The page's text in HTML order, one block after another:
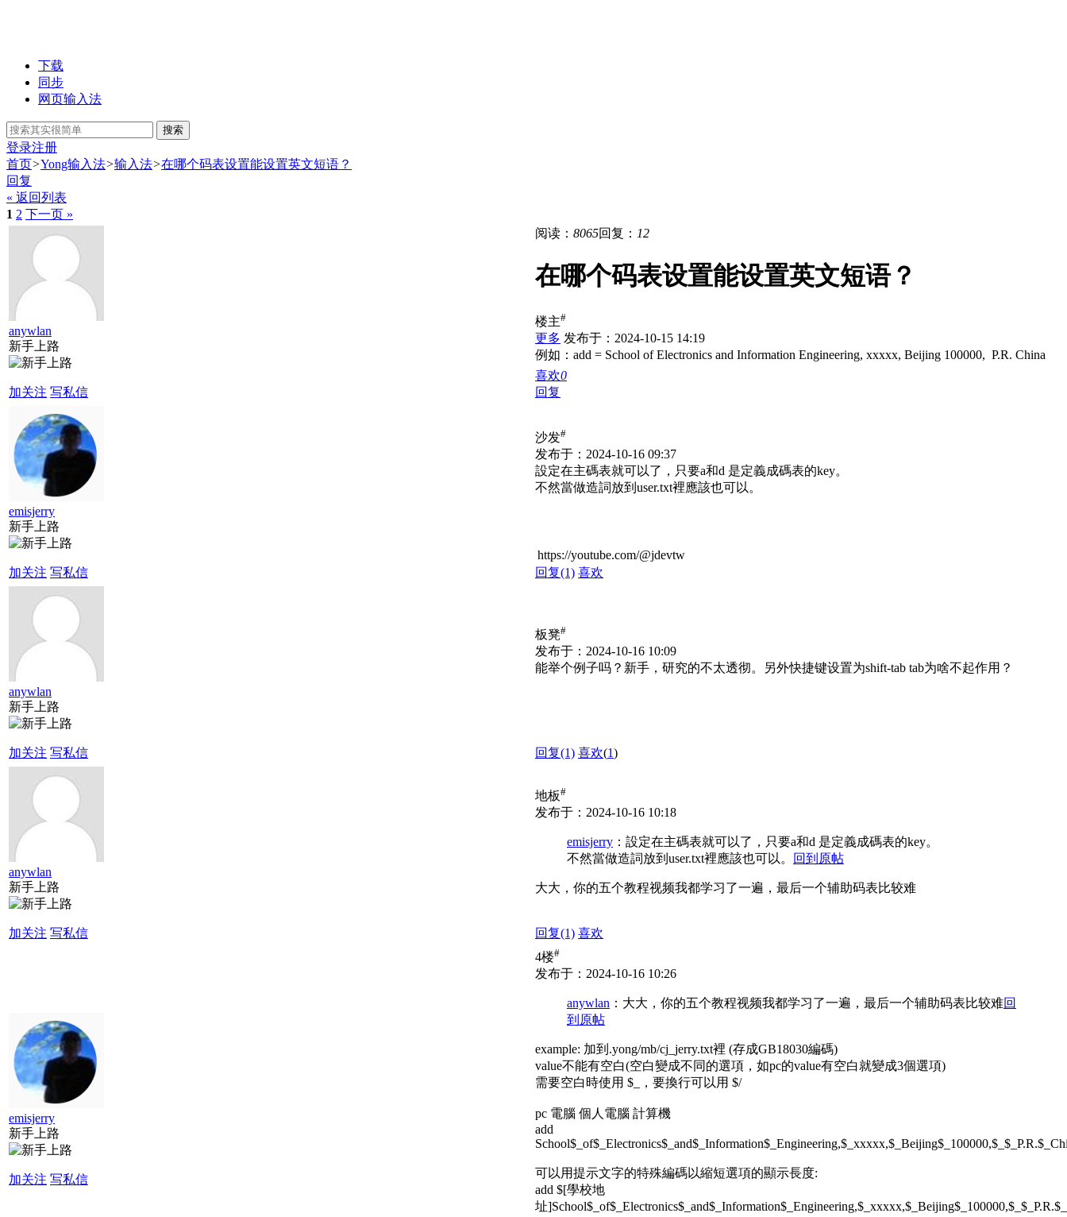
下载
同步
网页输入法
搜索
登录注册
首页>Yong输入法>输入法>在哪个码表设置能设置英文短语？
回复
« 返回列表
1 2 下一页 »
anywlan
新手上路
加关注 写私信
阅读： 8065回复： 12
在哪个码表设置能设置英文短语？
楼主#
更多 发布于：2024-10-15 14:19
例如：add = School of Electronics and Information Engineering, xxxxx, Beijing 100000, P.R. China
喜欢0
回复
emisjerry
新手上路
加关注 写私信
沙发#
发布于：2024-10-16 09:37
設定在主碼表就可以了，只要a和d 是定義成碼表的key。
不然當做造詞放到user.txt裡應該也可以。
https://youtube.com/@jdevtw
回复(1) 喜欢
anywlan
新手上路
加关注 写私信
板凳#
发布于：2024-10-16 10:09
能举个例子吗？新手，研究的不太透彻。另外快捷键设置为shift-tab tab为啥不起作用？
回复(1) 喜欢(1)
anywlan
新手上路
加关注 写私信
地板#
发布于：2024-10-16 10:18
emisjerry ：設定在主碼表就可以了，只要a和d 是定義成碼表的key。
不然當做造詞放到user.txt裡應該也可以。
回到原帖
大大，你的五个教程视频我都学习了一遍，最后一个辅助码表比较难
回复(1) 喜欢
emisjerry
新手上路
加关注 写私信
4楼#
发布于：2024-10-16 10:26
anywlan ：大大，你的五个教程视频我都学习了一遍，最后一个辅助码表比较难回
到原帖
example: 加到.yong/mb/cj_jerry.txt裡 (存成GB18030編碼)
value不能有空白(空白變成不同的選項，如pc的value有空白就變成3個選項)
需要空白時使用 $_，要換行可以用 $/
pc 電腦 個人電腦 計算機
add
可以用提示文字的特殊編碼以縮短選項的顯示長度:
add $[學校地
址